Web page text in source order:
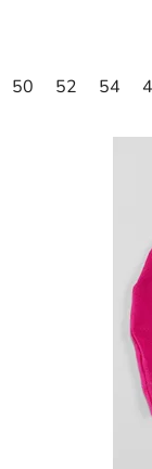
50 52 54